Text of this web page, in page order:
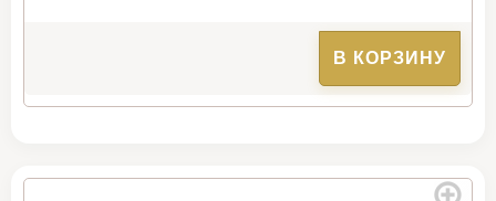
В КОРЗИНУ